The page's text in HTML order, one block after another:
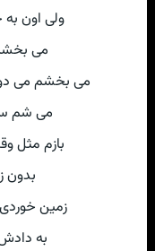
ولی اون
می
می بخشم می
می شم
بازم مثل
بدون
زمین
به